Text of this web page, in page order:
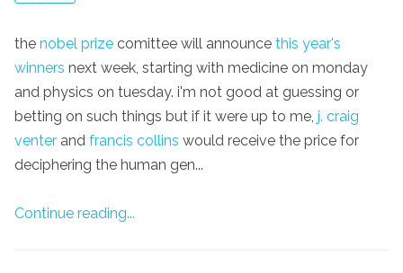
the nobel prize comittee will announce this year's
winners next week, starting with medicine on monday
and physics on tuesday. i'm not good at guessing or
betting on such things but if it were up to me, j. craig
venter and francis collins would receive the price for
deciphering the human gen...
Continue reading...